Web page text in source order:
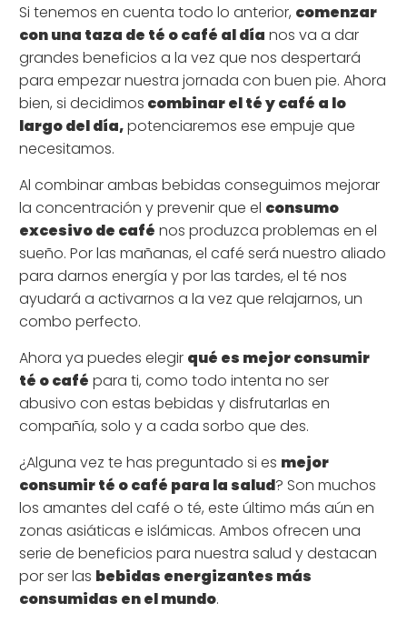
Si tenemos en cuenta todo lo anterior, comenzar
con una taza de té o café al día nos va a dar
grandes beneficios a la vez que nos despertará
para empezar nuestra jornada con buen pie. Ahora
bien, si decidimos combinar el té y café a lo
largo del día,potenciaremos ese empuje que
necesitamos.
Al combinar ambas bebidas conseguimos mejorar
la concentración y prevenir que el consumo
excesivo de café nos produzca problemas en el
sueño. Por las mañanas, el café será nuestro aliado
para darnos energía y por las tardes, el té nos
ayudará a activarnos a la vez que relajarnos, un
combo perfecto.
Ahora ya puedes elegir qué es mejor consumir
té o café para ti, como todo intenta no ser
abusivo con estas bebidas y disfrutarlas en
compañía, solo y a cada sorbo que des.
¿Alguna vez te has preguntado si es mejor
consumir té o café para la salud? Son muchos
los amantes del café o té, este último más aún en
zonas asiáticas e islámicas. Ambos ofrecen una
serie de beneficios para nuestra salud y destacan
por ser las bebidas energizantes más
consumidas en el mundo.